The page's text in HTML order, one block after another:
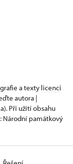
a texty licenci
autora |
Při užití obsahu
Národní památkový